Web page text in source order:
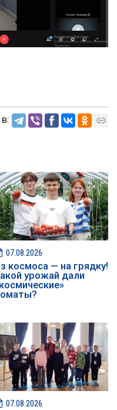
07.08.2026
космоса — на грядку!
урожай дали
07.08.2026